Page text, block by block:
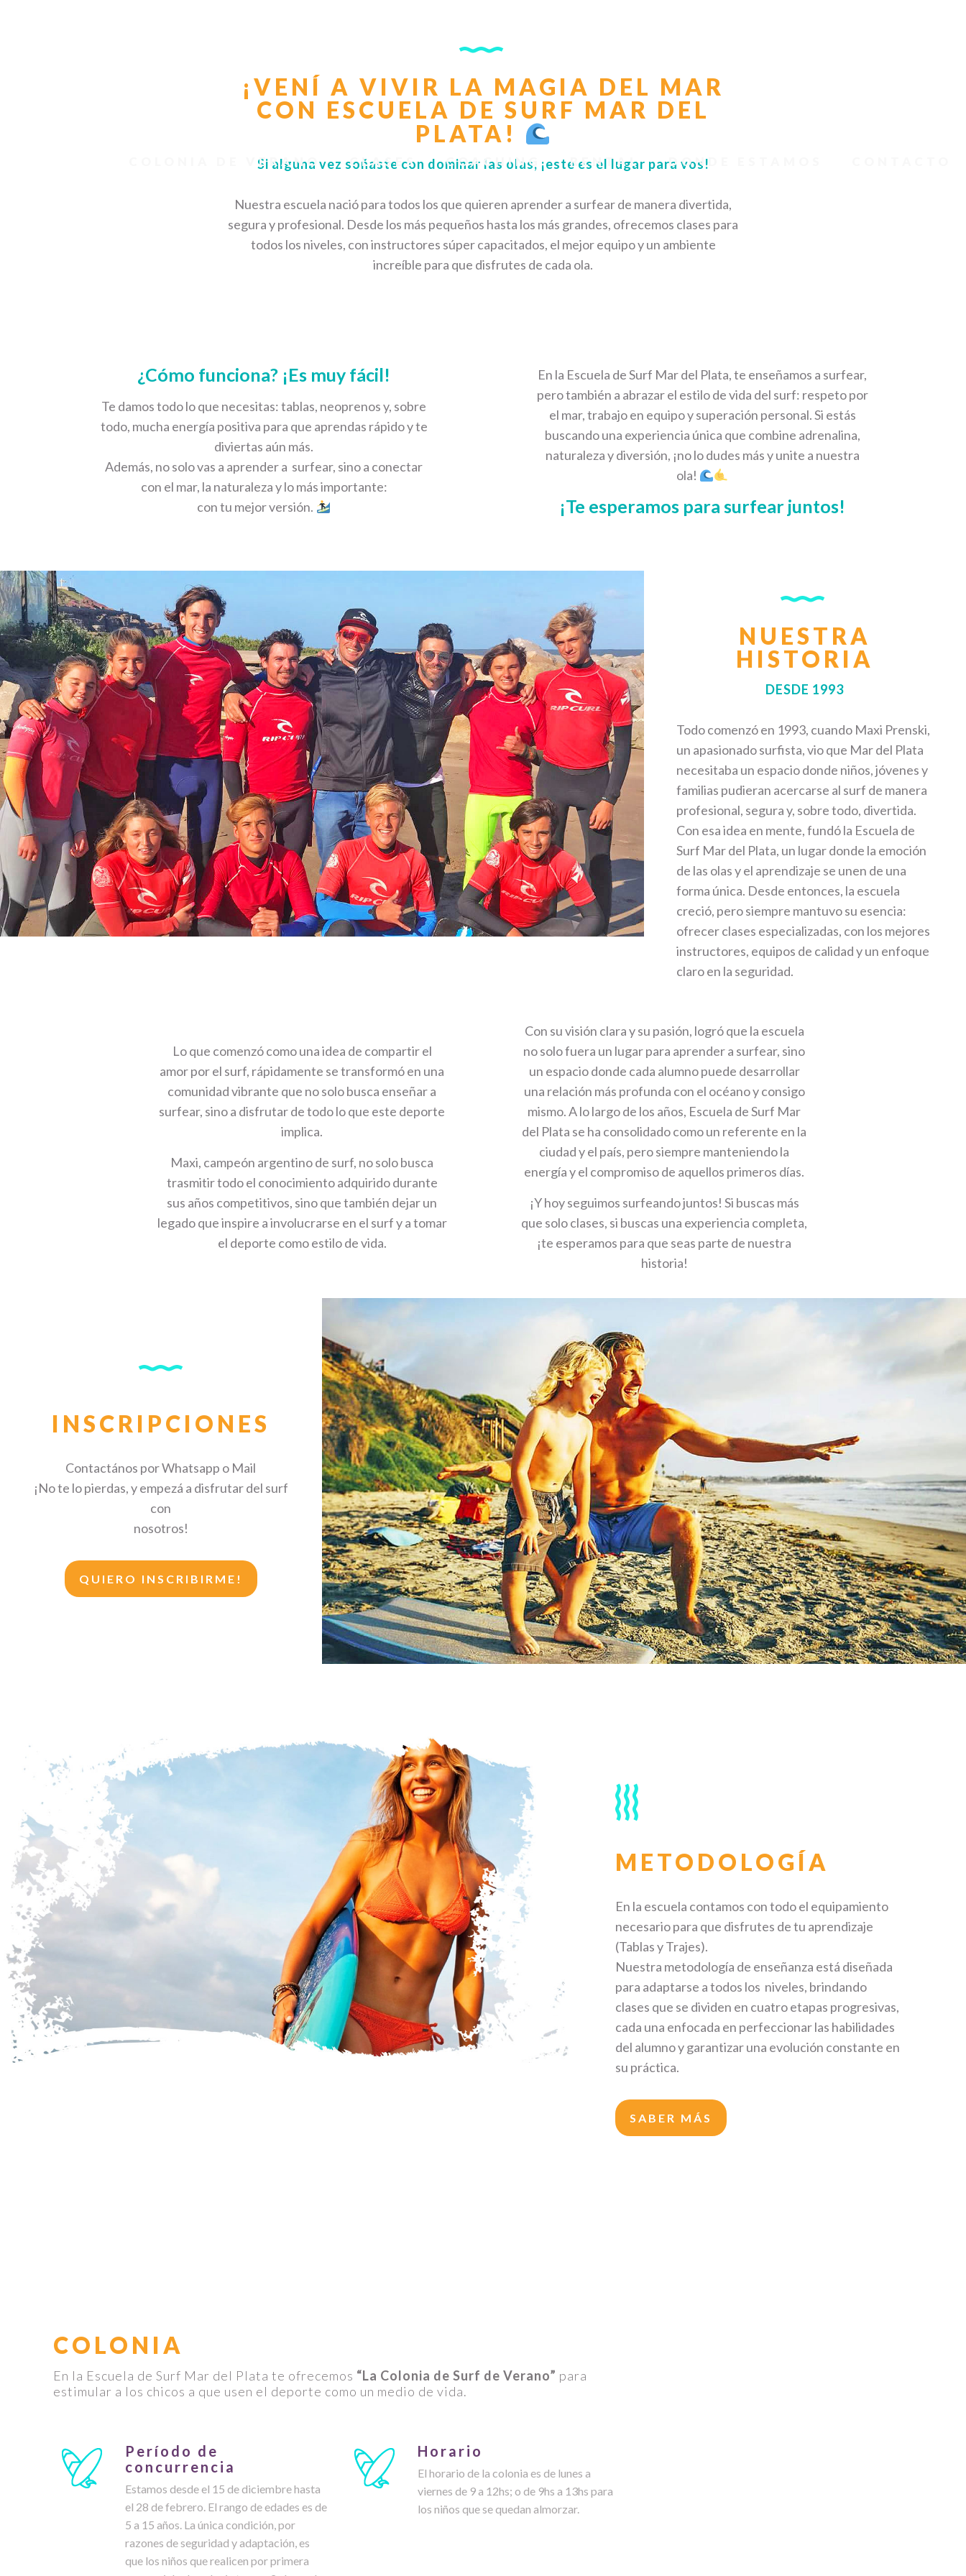
COLONIA DE VERANO CLASES COACHING RENTAL DONDE ESTAMOS
¡VENÍ A VIVIR LA MAGIA DEL MAR
CON ESCUELA DE SURF MAR DEL
PLATA!
Si alguna vez soñaste con dominar las olas, ¡este es el lugar para vos!
Nuestra escuela nació para todos los que quieren aprender a surfear de manera divertida,
segura y profesional. Desde los más pequeños hasta los más grandes, ofrecemos clases para
todos los niveles, con instructores súper capacitados, el mejor equipo y un ambiente
increíble para que disfrutes de cada ola.
¿Cómo funciona? ¡Es muy fácil!
Te damos todo lo que necesitas: tablas, neoprenos y, sobre
todo, mucha energía positiva para que aprendas rápido y te
diviertas aún más.
Además, no solo vas a aprender a surfear, sino a conectar
con el mar, la naturaleza y lo más importante:
con tu mejor versión.
En la Escuela de Surf Mar del Plata, te enseñamos a surfear,
pero también a abrazar el estilo de vida del surf: respeto por
el mar, trabajo en equipo y superación personal. Si estás
buscando una experiencia única que combine adrenalina,
naturaleza y diversión, ¡no lo dudes más y unite a nuestra
ola!
¡Te esperamos para surfear juntos!
NUESTRA
HISTORIA
DESDE 1993
Todo comenzó en 1993, cuando Maxi Prenski,
un apasionado surfista, vio que Mar del Plata
necesitaba un espacio donde niños, jóvenes y
familias pudieran acercarse al surf de manera
profesional, segura y, sobre todo, divertida.
Con esa idea en mente, fundó la Escuela de
Surf Mar del Plata, un lugar donde la emoción
de las olas y el aprendizaje se unen de una
forma única. Desde entonces, la escuela
creció, pero siempre mantuvo su esencia:
ofrecer clases especializadas, con los mejores
instructores, equipos de calidad y un enfoque
claro en la seguridad.
Lo que comenzó como una idea de compartir el
amor por el surf, rápidamente se transformó en una
comunidad vibrante que no solo busca enseñar a
surfear, sino a disfrutar de todo lo que este deporte
implica.
Maxi, campeón argentino de surf, no solo busca
trasmitir todo el conocimiento adquirido durante
sus años competitivos, sino que también dejar un
legado que inspire a involucrarse en el surf y a tomar
el deporte como estilo de vida.
Con su visión clara y su pasión, logró que la escuela
no solo fuera un lugar para aprender a surfear, sino
un espacio donde cada alumno puede desarrollar
una relación más profunda con el océano y consigo
mismo. A lo largo de los años, Escuela de Surf Mar
del Plata se ha consolidado como un referente en la
ciudad y el país, pero siempre manteniendo la
energía y el compromiso de aquellos primeros días.
¡Y hoy seguimos surfeando juntos! Si buscas más
que solo clases, si buscas una experiencia completa,
¡te esperamos para que seas parte de nuestra
historia!
INSCRIPCIONES
Contactános por Whatsapp o Mail
¡No te lo pierdas, y empezá a disfrutar del surf
con
nosotros!
QUIERO INSCRIBIRME!
METODOLOGÍA
En la escuela contamos con todo el equipamiento
necesario para que disfrutes de tu aprendizaje
(Tablas y Trajes).
Nuestra metodología de enseñanza está diseñada
para adaptarse a todos los niveles, brindando
clases que se dividen en cuatro etapas progresivas,
cada una enfocada en perfeccionar las habilidades
del alumno y garantizar una evolución constante en
su práctica.
SABER MÁS
COLONIA
En la Escuela de Surf Mar del Plata te ofrecemos “La Colonia de Surf de Verano” para
estimular a los chicos a que usen el deporte como un medio de vida.
Período de
concurrencia
Estamos desde el 15 de diciembre hasta
el 28 de febrero. El rango de edades es de
5 a 15 años. La única condición, por
razones de seguridad y adaptación, es
que los niños que realicen por primera
Horario
El horario de la colonia es de lunes a
viernes de 9 a 12hs; o de 9hs a 13hs para
los niños que se quedan almorzar.